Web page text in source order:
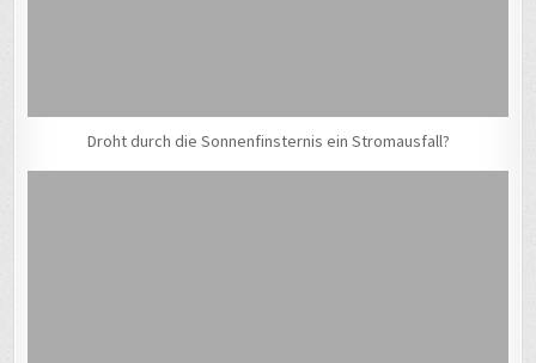
Droht durch die Sonnenfinsternis ein Stromausfall?